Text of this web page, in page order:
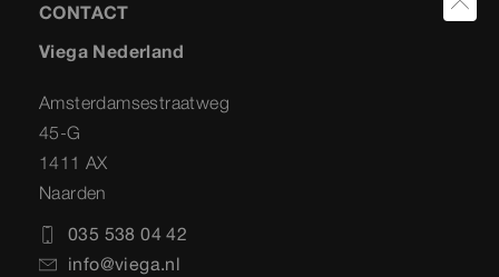
CONTACT
Viega Nederland
Amsterdamsestraatweg
45-G
1411 AX
Naarden
035 538 04 42
info@viega.nl